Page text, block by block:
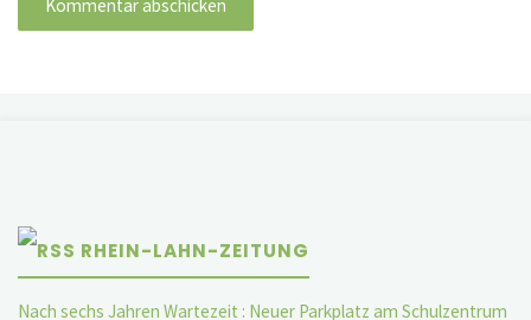
RHEIN-LAHN-ZEITUNG
Nach sechs Jahren Wartezeit : Neuer Parkplatz am Schulzentrum